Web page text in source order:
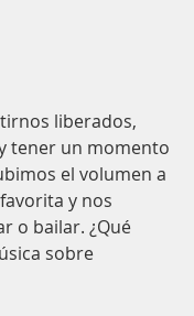
liberados,
tener un momento
el volumen a
y nos
o bailar. ¿Qué
sobre